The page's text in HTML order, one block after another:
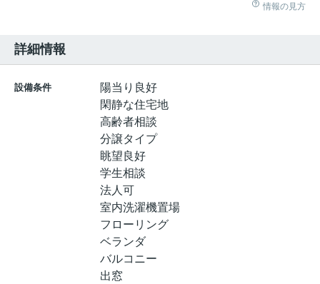
情報の見方
詳細情報
設備条件
陽当り良好
閑静な住宅地
高齢者相談
分譲タイプ
眺望良好
学生相談
法人可
室内洗濯機置場
フローリング
ベランダ
バルコニー
出窓